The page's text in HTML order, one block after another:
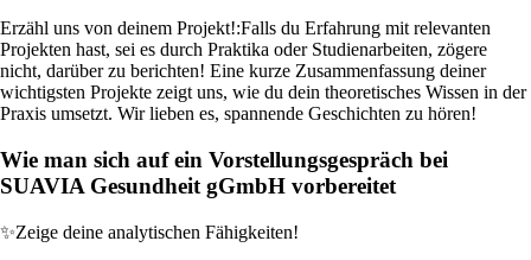
Erzähl uns von deinem Projekt!:Falls du Erfahrung mit relevanten
Projekten hast, sei es durch Praktika oder Studienarbeiten, zögere
nicht, darüber zu berichten! Eine kurze Zusammenfassung deiner
wichtigsten Projekte zeigt uns, wie du dein theoretisches Wissen in der
Praxis umsetzt. Wir lieben es, spannende Geschichten zu hören!
Wie man sich auf ein Vorstellungsgespräch bei
SUAVIA Gesundheit gGmbH vorbereitet
✨Zeige deine analytischen Fähigkeiten!